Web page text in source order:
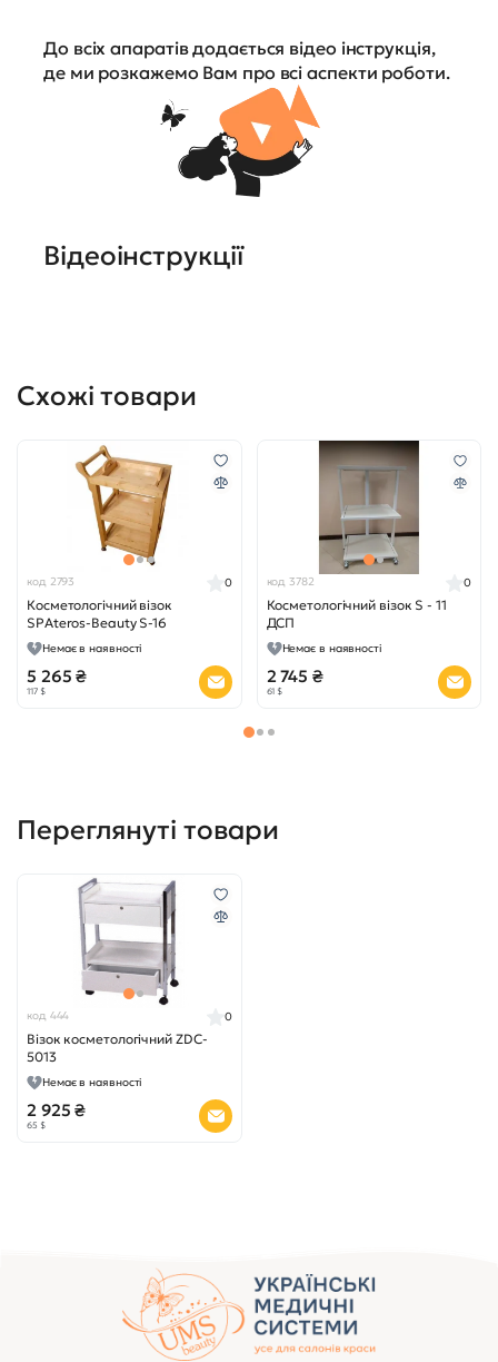
До всіх апаратів додається відео інструкція,
де ми розкажемо Вам про всі аспекти роботи.
Відеоінструкції
Схожі товари
код 2793
Косметологічний візок
SPAteros-Beauty S-16
0
Немає в наявності
5 265 ₴
117 $
код 3782
Косметологічний візок S - 11
ДСП
0
Немає в наявності
2 745 ₴
61 $
Переглянуті товари
код 444
Візок косметологічний ZDC-
5013
0
Немає в наявності
2 925 ₴
65 $